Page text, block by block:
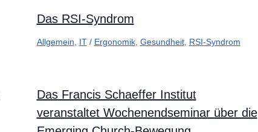
Das RSI-Syndrom
Allgemein IT/ Ergonomik, Gesundheit, RSI-Syndrom
Das Francis Schaeffer Institut
veranstaltet Wochenendseminar über die